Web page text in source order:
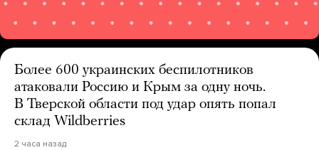
Более 600 украинских беспилотников
атаковали Россию и Крым за одну ночь.
В Тверской области под удар опять попал
склад Wildberries
2 часа назад